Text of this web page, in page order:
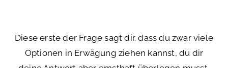
Diese erste der Frage sagt dir. dass du zwar viele
Optionen in Erwägung ziehen kannst, du dir